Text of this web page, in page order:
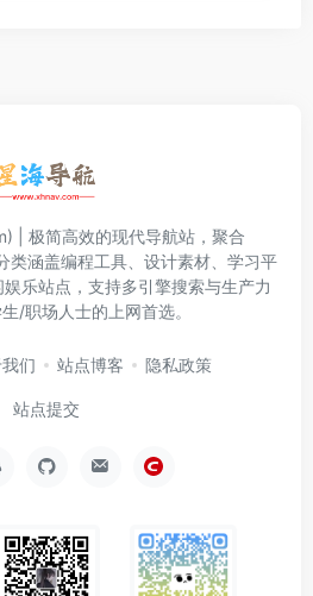
| 极简高效的现代导航站，聚合
类涵盖编程工具、设计素材、学习平
乐站点，支持多引擎搜索与生产力
/职场人士的上网首选。
们 站点博客 隐私政策
站点提交